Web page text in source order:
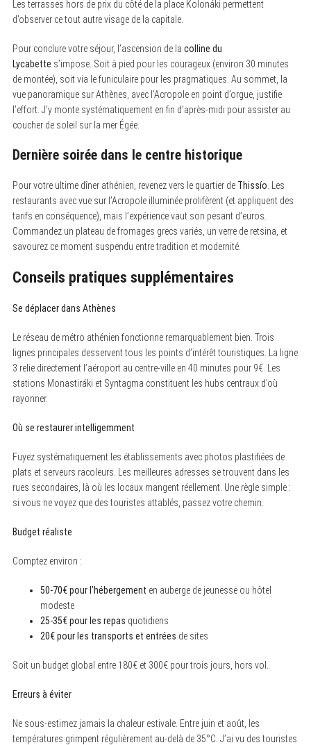
Les terrasses hors de prix du côté de la place Kolonáki permettent
d’observer ce tout autre visage de la capitale.
Pour conclure votre séjour, l’ascension de la colline du
Lycabette s’impose. Soit à pied pour les courageux (environ 30 minutes
de montée), soit via le funiculaire pour les pragmatiques. Au sommet, la
vue panoramique sur Athènes, avec l’Acropole en point d’orgue, justifie
l’effort. J’y monte systématiquement en fin d’après-midi pour assister au
coucher de soleil sur la mer Égée.
Dernière soirée dans le centre historique
Pour votre ultime dîner athénien, revenez vers le quartier de Thissío . Les
restaurants avec vue sur l’Acropole illuminée prolifèrent (et appliquent des
tarifs en conséquence), mais l’expérience vaut son pesant d’euros.
Commandez un plateau de fromages grecs variés, un verre de retsina, et
savourez ce moment suspendu entre tradition et modernité.
Conseils pratiques supplémentaires
Se déplacer dans Athènes
Le réseau de métro athénien fonctionne remarquablement bien. Trois
lignes principales desservent tous les points d’intérêt touristiques. La ligne
3 relie directement l’aéroport au centre-ville en 40 minutes pour 9€. Les
stations Monastiráki et Syntagma constituent les hubs centraux d’où
rayonner.
Où se restaurer intelligemment
Fuyez systématiquement les établissements avec photos plastifiées de
plats et serveurs racoleurs. Les meilleures adresses se trouvent dans les
rues secondaires, là où les locaux mangent réellement. Une règle simple :
si vous ne voyez que des touristes attablés, passez votre chemin.
Budget réaliste
Comptez environ :
50-70€ pour l’hébergement en auberge de jeunesse ou hôtel
modeste
25-35€ pour les repas quotidiens
20€ pour les transports et entrées de sites
Soit un budget global entre 180€ et 300€ pour trois jours, hors vol.
Erreurs à éviter
Ne sous-estimez jamais la chaleur estivale. Entre juin et août, les
températures grimpent régulièrement au-delà de 35°C. J’ai vu des touristes